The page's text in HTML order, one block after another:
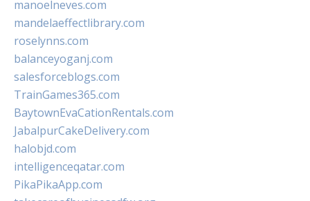
manoelneves.com
mandelaeffectlibrary.com
roselynns.com
balanceyoganj.com
salesforceblogs.com
TrainGames365.com
BaytownEvaCationRentals.com
JabalpurCakeDelivery.com
halobjd.com
intelligenceqatar.com
PikaPikaApp.com